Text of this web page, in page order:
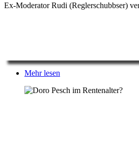
Ex-Moderator Rudi (Reglerschubbser)
Mehr lesen